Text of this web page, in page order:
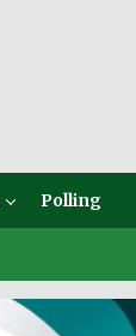
Polling